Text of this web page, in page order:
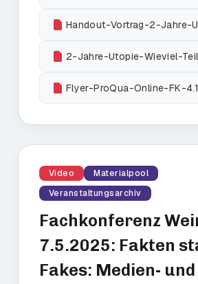
2-Jahre-Utopie-Wieviel-
Video
Materialpool
Veranstaltungsarchiv
Fachkonferenz
7.5.2025: Fakten
Fakes: Medien- und